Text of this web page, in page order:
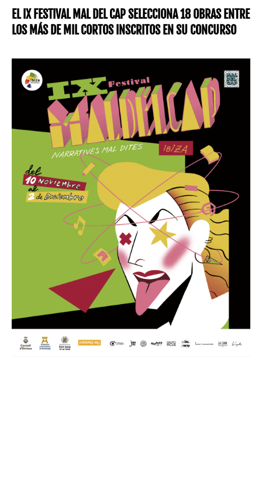
EL IX FESTIVAL MAL DEL CAP SELECCIONA 18 OBRAS ENTRE
LOS MÁS DE MIL CORTOS INSCRITOS EN SU CONCURSO